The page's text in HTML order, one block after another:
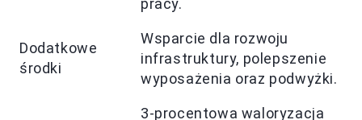
pracy.
Dodatkowe
środki
Wsparcie dla rozwoju
infrastruktury, polepszenie
wyposażenia oraz podwyżki.
3-procentowa waloryzacja